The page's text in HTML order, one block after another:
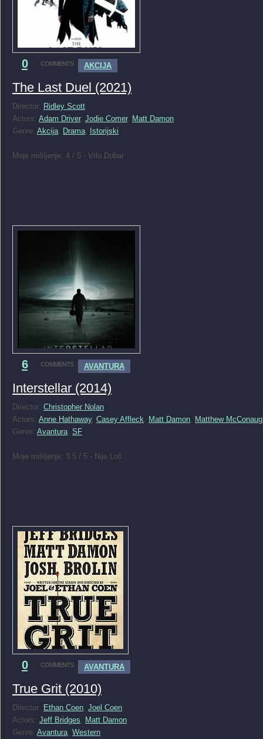
0 COMMENTS AKCIJA
The Last Duel (2021)
Director: Ridley Scott
Actors: Adam Driver, Jodie Comer, Matt Damon
Genre: Akcija Drama Istorijski
Moje mišljenje: 4 / 5 - Vrlo Dobar
6 COMMENTS AVANTURA
Interstellar (2014)
Director: Christopher Nolan
Actors: Anne Hathaway, Casey Affleck Matt Damon
Matthew
Genre: Avantura SF
Moje mišljenje: 3.5 / 5 - Nije Loš
0 COMMENTS AVANTURA
True Grit (2010)
Director: Ethan Coen Joel Coen
Actors: Jeff Bridges
Matt Damon
Genre: Avantura Western